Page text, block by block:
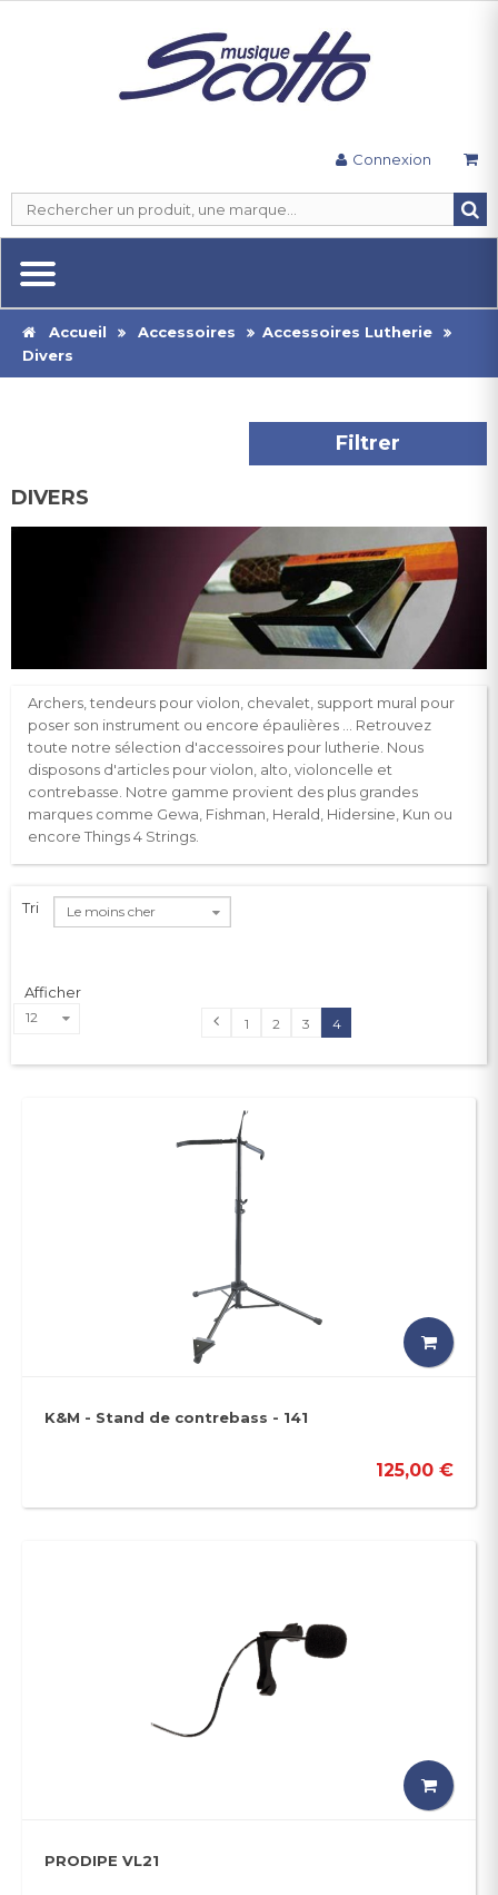
Connexion
Accueil Accessoires
Accessoires Lutherie
Divers
Filtrer
DIVERS
Archers, tendeurs pour violon, chevalet, support mural pour
poser son instrument ou encore épaulières ...
Retrouvez
toute notre sélection d'accessoires pour lutherie. Nous
disposons d'articles pour violon, alto, violoncelle et
contrebasse. Notre gamme provient des plus grandes
marques comme Gewa Fishman , Herald, Hidersine Kun ou
encore Things4 Strings.
1 2 3 4
Tri Le moins cher
Afficher
12
K&M - Stand de contrebass - 141
125,00 €
PRODIPE VL21